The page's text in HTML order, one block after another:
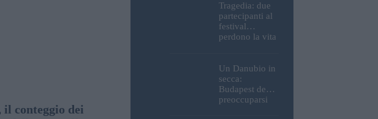
conteggio dei
Buda e della
Cittadella
verranno
spente
Tragedia: due
partecipanti al
festival
perdono la vita
Ungheria
Un Danubio in
secca:
Budapest deve
preoccuparsi